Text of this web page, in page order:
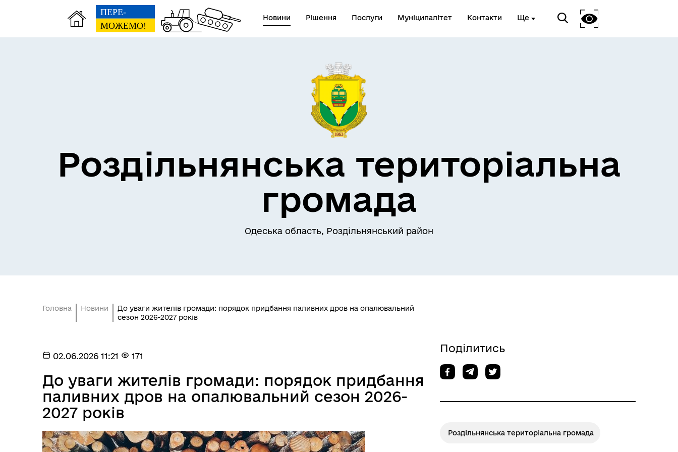
Новини Рішення Послуги Муніципалітет Контакти Ще
Засідання постійних комісій Цивільний захист населення
військовослужбовців та їх
Роздільнянська територіальна
громада
Одеська область, Роздільнянський район
Головна Новини
До уваги жителів громади: порядок придбання паливних дров на опалювальний
сезон 2026-2027 років
02.06.2026 11:21 171
До уваги жителів громади: порядок придбання
паливних дров на опалювальний сезон 2026-
2027 років
Поділитись
Роздільнянська територіальна громада